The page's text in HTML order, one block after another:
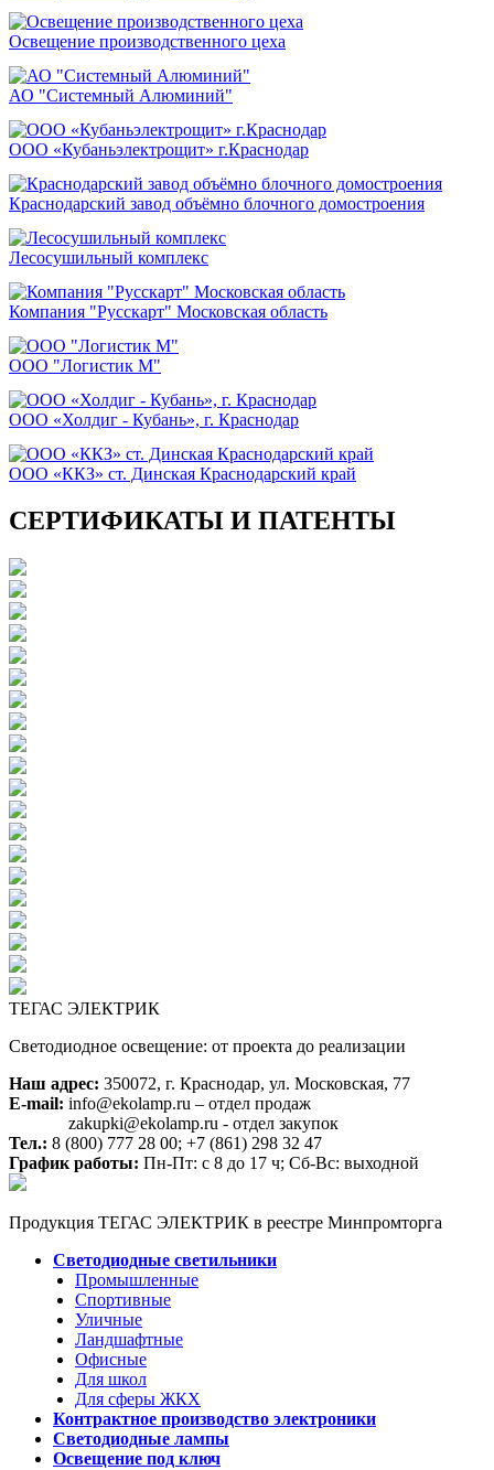
Освещение производственного цеха
АО "Системный Алюминий"
ООО «Кубаньэлектрощит» г.Краснодар
Краснодарский завод объёмно блочного домостроения
Лесосушильный комплекс
Компания "Русскарт" Московская область
ООО "Логистик М"
ООО «Холдиг - Кубань», г. Краснодар
ООО «ККЗ» ст. Динская Краснодарский край
СЕРТИФИКАТЫ И ПАТЕНТЫ
ТЕГАС ЭЛЕКТРИК
Светодиодное освещение: от проекта до реализации
Наш адрес: 350072, г. Краснодар, ул. Московская, 77
E-mail: info@ekolamp.ru – отдел продаж
zakupki@ekolamp.ru - отдел закупок
Тел.: 8 (800) 777 28 00; +7 (861) 298 32 47
График работы: Пн-Пт: с 8 до 17 ч; Сб-Вс: выходной
Продукция ТЕГАС ЭЛЕКТРИК в реестре Минпромторга
Светодиодные светильники
Промышленные
Спортивные
Уличные
Ландшафтные
Офисные
Для школ
Для сферы ЖКХ
Контрактное производство электроники
Светодиодные лампы
Освещение под ключ